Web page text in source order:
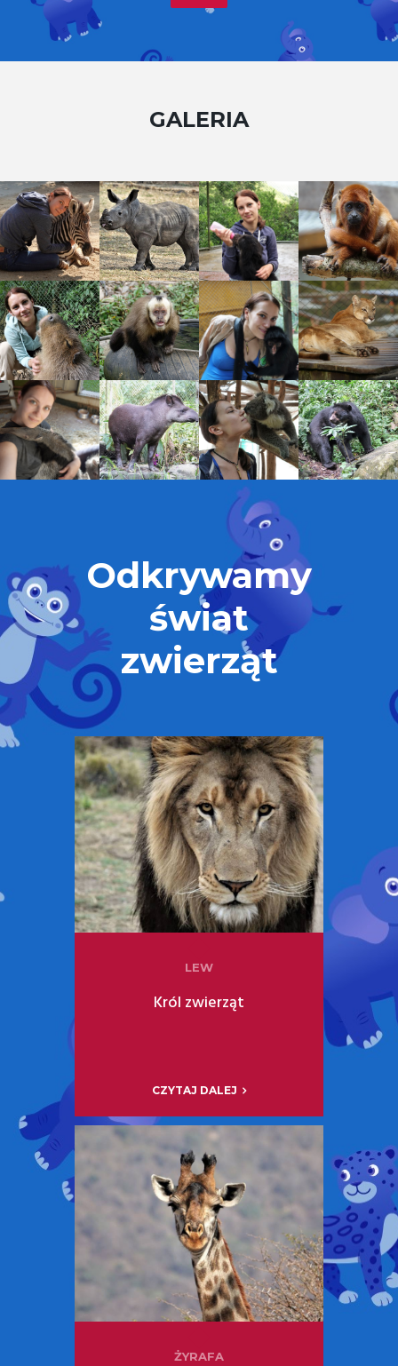
GALERIA
Odkrywamy
świat
zwierząt
LEW
Król zwierząt
CZYTAJ DALEJ
ŻYRAFA